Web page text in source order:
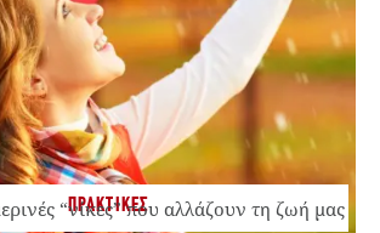
ΠΡΑΚΤΙΚΕΣ
“νίκες” που αλλάζουν τη ζωή μας